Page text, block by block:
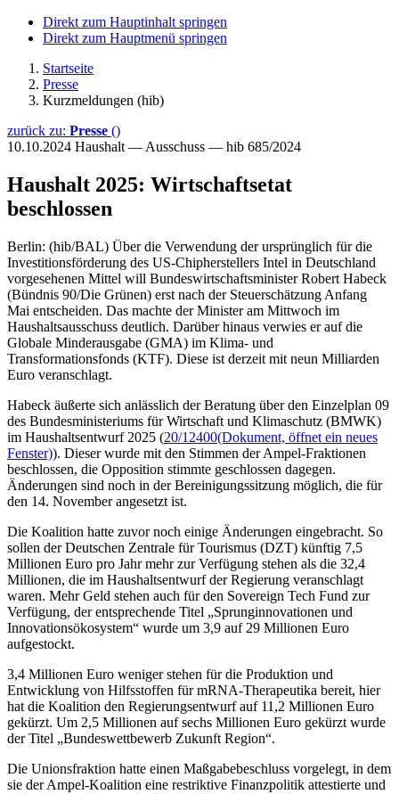
Direkt zum Hauptinhalt springen
Direkt zum Hauptmenü springen
Startseite
Presse
Kurzmeldungen (hib)
zurück zu: Presse ()
10.10.2024 Haushalt — Ausschuss — hib 685/2024
Haushalt 2025: Wirtschaftsetat
beschlossen
Berlin: (hib/BAL) Über die Verwendung der ursprünglich für die
Investitionsförderung des US-Chipherstellers Intel in Deutschland
vorgesehenen Mittel will Bundeswirtschaftsminister Robert Habeck
(Bündnis 90/Die Grünen) erst nach der Steuerschätzung Anfang
Mai entscheiden. Das machte der Minister am Mittwoch im
Haushaltsausschuss deutlich. Darüber hinaus verwies er auf die
Globale Minderausgabe (GMA) im Klima- und
Transformationsfonds (KTF). Diese ist derzeit mit neun Milliarden
Euro veranschlagt.
Habeck äußerte sich anlässlich der Beratung über den Einzelplan 09
des Bundesministeriums für Wirtschaft und Klimaschutz (BMWK)
im Haushaltsentwurf 2025 (20/12400(Dokument, öffnet ein neues
Fenster)). Dieser wurde mit den Stimmen der Ampel-Fraktionen
beschlossen, die Opposition stimmte geschlossen dagegen.
Änderungen sind noch in der Bereinigungssitzung möglich, die für
den 14. November angesetzt ist.
Die Koalition hatte zuvor noch einige Änderungen eingebracht. So
sollen der Deutschen Zentrale für Tourismus (DZT) künftig 7,5
Millionen Euro pro Jahr mehr zur Verfügung stehen als die 32,4
Millionen, die im Haushaltsentwurf der Regierung veranschlagt
waren. Mehr Geld stehen auch für den Sovereign Tech Fund zur
Verfügung, der entsprechende Titel „Sprunginnovationen und
Innovationsökosystem“ wurde um 3,9 auf 29 Millionen Euro
aufgestockt.
3,4 Millionen Euro weniger stehen für die Produktion und
Entwicklung von Hilfsstoffen für mRNA-Therapeutika bereit, hier
hat die Koalition den Regierungsentwurf auf 11,2 Millionen Euro
gekürzt. Um 2,5 Millionen auf sechs Millionen Euro gekürzt wurde
der Titel „Bundeswettbewerb Zukunft Region“.
Die Unionsfraktion hatte einen Maßgabebeschluss vorgelegt, in dem
sie der Ampel-Koalition eine restriktive Finanzpolitik attestierte und